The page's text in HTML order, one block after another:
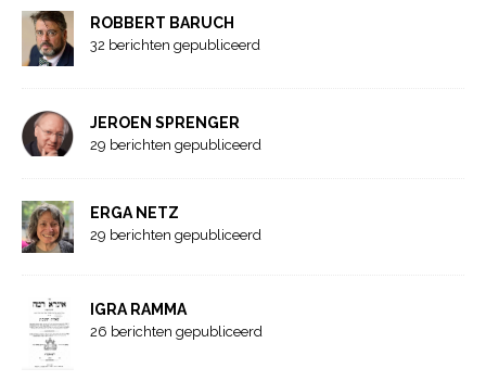
ROBBERT BARUCH
32 berichten gepubliceerd
JEROEN SPRENGER
29 berichten gepubliceerd
ERGA NETZ
29 berichten gepubliceerd
IGRA RAMMA
26 berichten gepubliceerd